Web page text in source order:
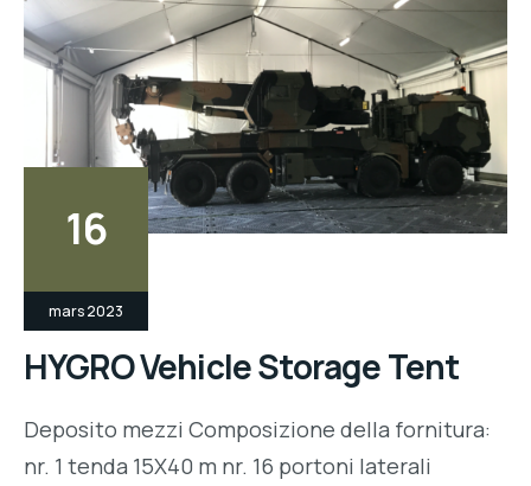
16
mars 2023
HYGRO Vehicle Storage Tent
Deposito mezzi Composizione della fornitura:
nr. 1 tenda 15X40 m nr. 16 portoni laterali